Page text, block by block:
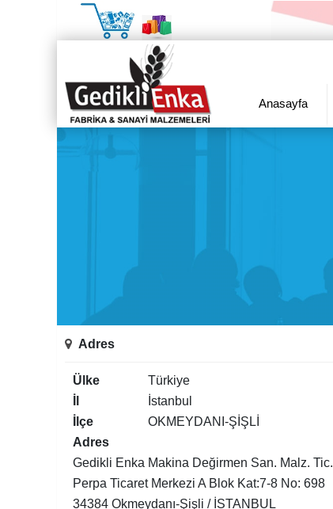
Anasayfa
Adres
Ülke
Türkiye
İstanbul
İlçe
OKMEYDANI-ŞİŞLİ
Adres
Gedikli Enka Makina Değirmen San. Malz. Tic.
Perpa Ticaret Merkezi A Blok Kat:7-8 No: 698
34384 Okmeydanı-Şişli / İSTANBUL